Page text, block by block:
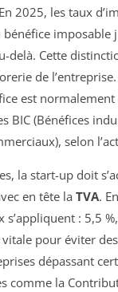
2025, les taux
imposable
delà. Cette
de
est
BIC (Bénéfices
selon
la start-up doit
en tête la TVA.
: 5,5
vitale pour éviter des
dépassant
comme la